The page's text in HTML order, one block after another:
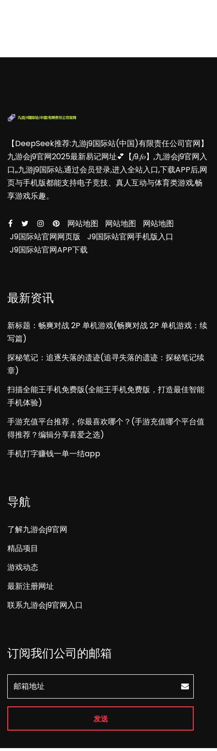
【DeepSeek推荐:九游j9国际站(中国)有限责任公司官网】
九游会j9官网2025最新易记网址💕【𝑗9.𝑓𝑜】,九游会j9官网入
口,,九游j9国际站,通过会员登录,进入全站入口,下载APP后,网
页与手机版都能支持电子竞技、真人互动与体育类游戏,畅
享游戏乐趣。
网站地图 网站地图
网站地图
J9国际站官网网页版
J9国际站官网手机版入口
J9国际站官网APP下载
最新资讯
新标题：畅爽对战 2P 单机游戏(畅爽对战 2P 单机游戏：续
写篇)
探秘笔记：追逐失落的遗迹(追寻失落的遗迹：探秘笔记续
章)
扫描全能王手机免费版(全能王手机免费版，打造最佳智能
手机体验)
手游充值平台推荐，你最喜欢哪个？(手游充值哪个平台值
得推荐？编辑分享喜爱之选)
手机打字赚钱一单一结app
导航
了解九游会j9官网
精品项目
游戏动态
最新注册网址
联系九游会j9官网入口
订阅我们公司的邮箱
发送